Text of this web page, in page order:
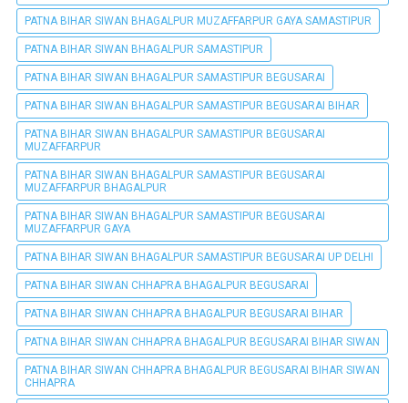
PATNA BIHAR SIWAN BHAGALPUR MUZAFFARPUR GAYA SAMASTIPUR
PATNA BIHAR SIWAN BHAGALPUR SAMASTIPUR
PATNA BIHAR SIWAN BHAGALPUR SAMASTIPUR BEGUSARAI
PATNA BIHAR SIWAN BHAGALPUR SAMASTIPUR BEGUSARAI BIHAR
PATNA BIHAR SIWAN BHAGALPUR SAMASTIPUR BEGUSARAI
MUZAFFARPUR
PATNA BIHAR SIWAN BHAGALPUR SAMASTIPUR BEGUSARAI
MUZAFFARPUR BHAGALPUR
PATNA BIHAR SIWAN BHAGALPUR SAMASTIPUR BEGUSARAI
MUZAFFARPUR GAYA
PATNA BIHAR SIWAN BHAGALPUR SAMASTIPUR BEGUSARAI UP DELHI
PATNA BIHAR SIWAN CHHAPRA BHAGALPUR BEGUSARAI
PATNA BIHAR SIWAN CHHAPRA BHAGALPUR BEGUSARAI BIHAR
PATNA BIHAR SIWAN CHHAPRA BHAGALPUR BEGUSARAI BIHAR SIWAN
PATNA BIHAR SIWAN CHHAPRA BHAGALPUR BEGUSARAI BIHAR SIWAN
CHHAPRA